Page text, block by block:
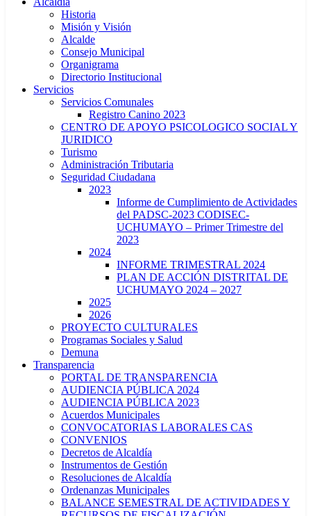
Historia
Misión y Visión
Alcalde
Consejo Municipal
Organigrama
Directorio Institucional
Servicios
Servicios Comunales
Registro Canino 2023
CENTRO DE APOYO PSICOLOGICO SOCIAL Y
JURIDICO
Turismo
Administración Tributaria
Seguridad Ciudadana
2023
Informe de Cumplimiento de Actividades
del PADSC-2023 CODISEC-
UCHUMAYO – Primer Trimestre del
2023
2024
INFORME TRIMESTRAL 2024
PLAN DE ACCIÓN DISTRITAL DE
UCHUMAYO 2024 – 2027
2025
2026
PROYECTO CULTURALES
Programas Sociales y Salud
Demuna
Transparencia
PORTAL DE TRANSPARENCIA
AUDIENCIA PÚBLICA 2024
AUDIENCIA PÚBLICA 2023
Acuerdos Municipales
CONVOCATORIAS LABORALES CAS
CONVENIOS
Decretos de Alcaldía
Instrumentos de Gestión
Resoluciones de Alcaldía
Ordenanzas Municipales
BALANCE SEMESTRAL DE ACTIVIDADES Y